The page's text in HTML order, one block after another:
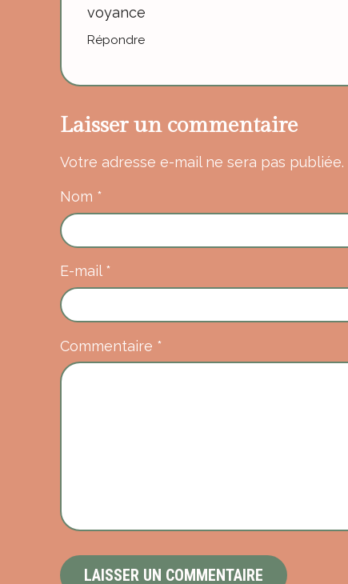
voyance
Répondre
Laisser un commentaire
Votre adresse e-mail ne sera pas publiée.
Commentaire *
Nom *
E-mail *